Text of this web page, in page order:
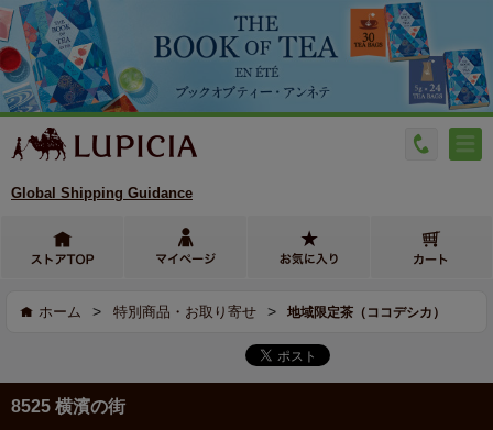
Global Shipping Guidance
ホーム > 特別商品・お取り寄せ > 地域限定茶（ココデシカ）
8525 横濱の街